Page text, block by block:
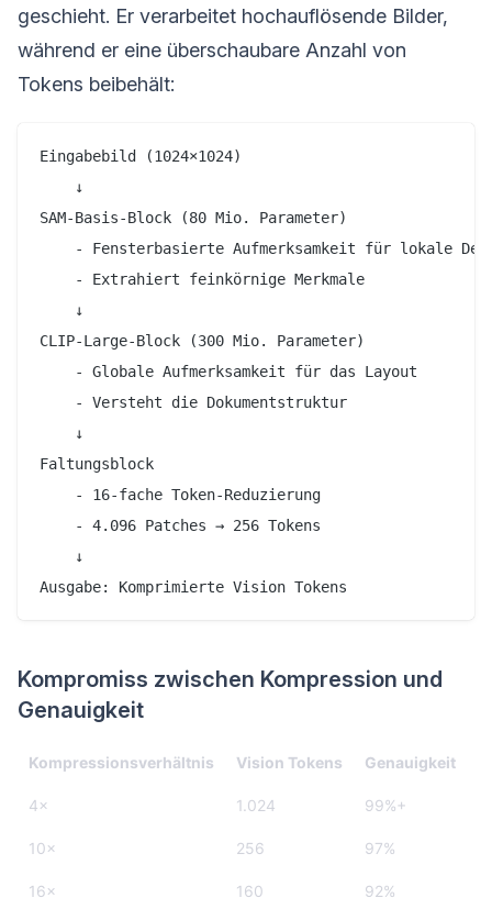
geschieht. Er verarbeitet hochauflösende Bilder,
während er eine überschaubare Anzahl von
Tokens beibehält:
Eingabebild (1024×1024)
    ↓
SAM-Basis-Block (80 Mio. Parameter)
- Fensterbasierte Aufmerksamkeit für lokale
    - Extrahiert feinkörnige Merkmale
    ↓
CLIP-Large-Block (300 Mio. Parameter)
    - Globale Aufmerksamkeit für das Layout
    - Versteht die Dokumentstruktur
    ↓
Faltungsblock
    - 16-fache Token-Reduzierung
    - 4.096 Patches → 256 Tokens
    ↓
Kompromiss zwischen Kompression und
Genauigkeit
Kompressionsverhältnis Vision Tokens Genauigkeit
4× 1.024 99%+
10× 256 97%
16× 160 92%